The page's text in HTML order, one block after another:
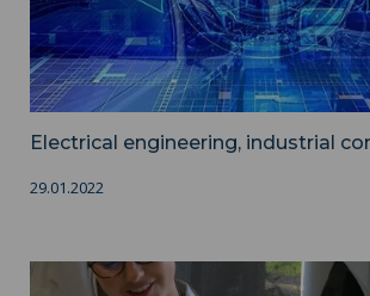
Electrical engineering, industrial
29.01.2022
Measurement, instrumentation, physico-